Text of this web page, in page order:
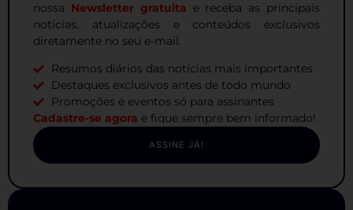
nossa Newsletter gratuita e receba as principais
notícias, atualizações e conteúdos exclusivos
diretamente no seu e-mail.
Resumos diários das notícias mais importantes
Destaques exclusivos antes de todo mundo
Promoções e eventos só para assinantes
Cadastre-se agora e fique sempre bem informado!
ASSINE JÁ!